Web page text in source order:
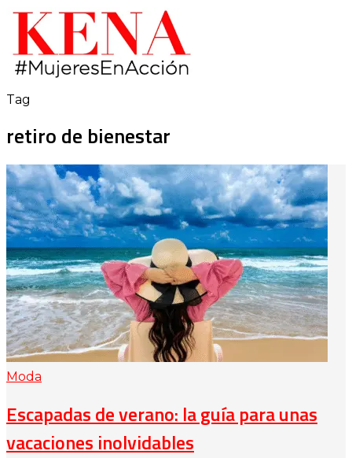
Tag
retiro de bienestar
Moda
Escapadas de verano: la guía para unas
vacaciones inolvidables